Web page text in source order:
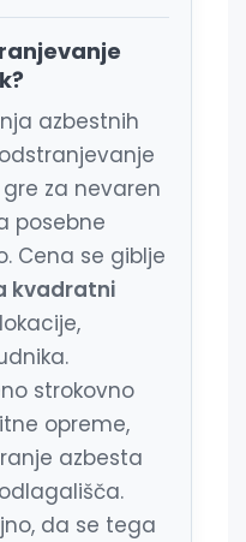
azbestnih
za nevaren
posebne
Cena se giblje
kvadratni
strokovno
opreme,
azbesta
da se tega